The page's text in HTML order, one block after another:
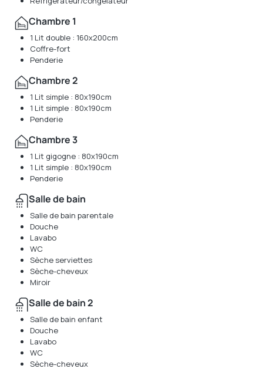
Chambre 1
1 Lit double : 160x200cm
Coffre-fort
Penderie
Chambre 2
1 Lit simple : 80x190cm
1 Lit simple : 80x190cm
Penderie
Chambre 3
1 Lit gigogne : 80x190cm
1 Lit simple : 80x190cm
Penderie
Salle de bain
Salle de bain parentale
Douche
Lavabo
WC
Sèche serviettes
Sèche-cheveux
Miroir
Salle de bain 2
Salle de bain enfant
Douche
Lavabo
WC
Sèche-cheveux